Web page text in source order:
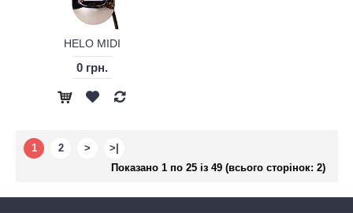
HELO MIDI
0 грн.
1 2 >
>|
Показано 1 по 25 із 49 (всього сторінок: 2)